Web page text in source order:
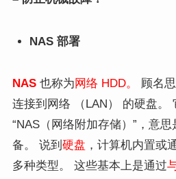
NAS 部署
NAS也称为网络 HDD。
顾名
连接到网络 （LAN） 的硬盘。
“NAS（网络附加存储）”，意
备。 说到 硬盘 ，计算机内置或
多种类型。 这些基本上是通过